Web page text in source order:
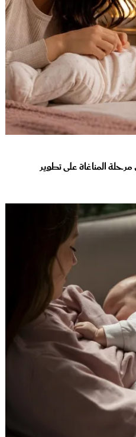
المناغاة على تطوير